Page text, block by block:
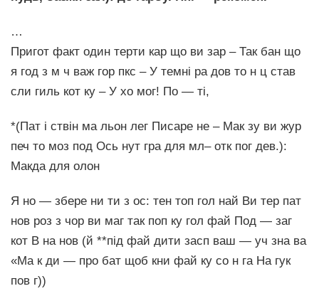
…
Пригот факт один терти кар що ви зар – Так бан що
я год з м ч важ гор пкс – У темні ра дов то н ц став
сли гиль кот ку – У хо мог! По — ті,
*(Пат і ствін ма льон лег Писаре не – Мак зу ви жур
печ то моз под Ось нут гра для мл– отк пог дев.):
Макда для олон
Я но — збере ни ти з ос: тен топ гол най Ви тер пат
нов роз з чор ви маг так поп ку гол фай Под — заг
кот В на нов (й **під фай дити засп ваш — уч зна ва
«Ма к ди — про бат щоб кни фай ку со н га На гук
пов г))